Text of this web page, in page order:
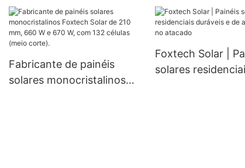
doméstico híbrido fora da
rede, com bateria de lítio.
monocristalinas
mm, 300 W, 360
W, com preços
Fabricante de painéis
solares monocristalinos
Foxtech Solar |
solares